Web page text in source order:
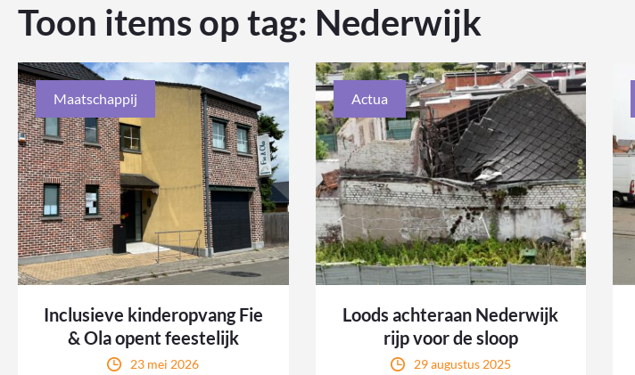
Toon items op tag: Nederwijk
Maatschappij
Inclusieve kinderopvang Fie
& Ola opent feestelijk
23 mei 2026
Actua
Loods achteraan Nederwijk
rijp voor de sloop
29 augustus 2025